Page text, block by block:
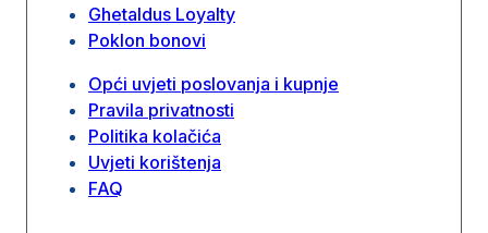
Ghetaldus Loyalty
Poklon bonovi
Opći uvjeti poslovanja i kupnje
Pravila privatnosti
Politika kolačića
Uvjeti korištenja
FAQ